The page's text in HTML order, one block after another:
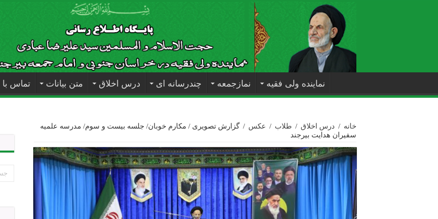
نماینده ولی فقیه نمازجمعه چندرسانه ای درس اخلاق متن بیانات تماس با
خانه / درس اخلاق / طلاب / عکس / گزارش تصویری / مکارم خوبان/ جلسه بیست و سوم/ مدرسه علمیه
سفیران هدایت بیرجند